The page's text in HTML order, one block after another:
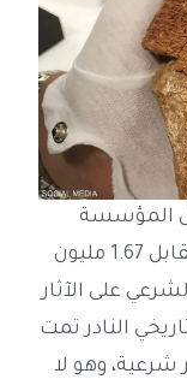
المؤسسة
الأميركية على هذه القطعة الأثرية مقابل 1.67 مليون
على الآثار
النادر تمت
شرعية، وهو لا